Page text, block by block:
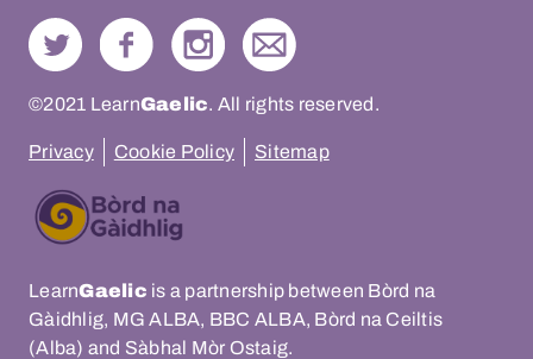
©2021 LearnGaelic. All rights reserved.
Privacy Cookie Policy Sitemap
LearnGaelic is a partnership between Bòrd na
Gàidhlig, MG ALBA, BBC ALBA, Bòrd na Ceiltis
(Alba) and Sàbhal Mòr Ostaig.